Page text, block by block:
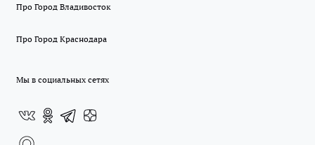
Про Город Владивосток
Про Город Краснодара
Мы в социальных сетях